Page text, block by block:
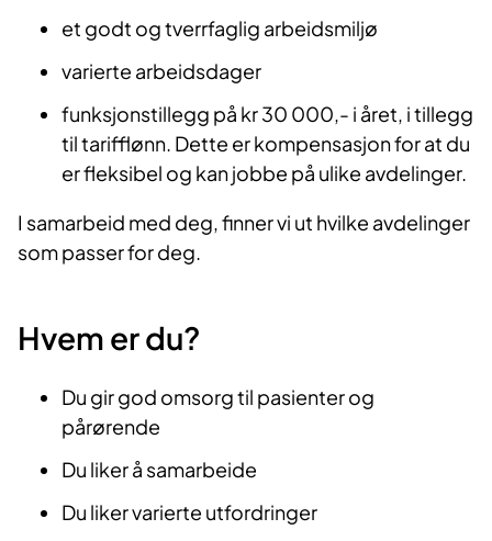
et godt og tverrfaglig arbeidsmiljø
varierte arbeidsdager
funksjonstillegg på kr 30 000,- i året, i tillegg
til tarifflønn. Dette er kompensasjon for at du
er fleksibel og kan jobbe på ulike avdelinger.
I samarbeid med deg, finner vi ut hvilke avdelinger
som passer for deg.
Hvem er du?
Du gir god omsorg til pasienter og
pårørende
Du liker å samarbeide
Du liker varierte utfordringer